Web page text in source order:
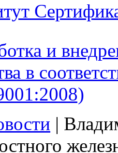
и
в
|